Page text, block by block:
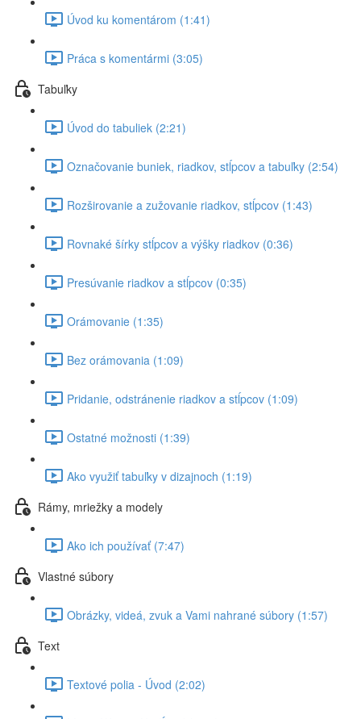
Úvod ku komentárom (1:41)
Práca s komentármi (3:05)
Tabuľky
Úvod do tabuliek (2:21)
Označovanie buniek, riadkov, stĺpcov a tabuľky (2:54)
Rozširovanie a zužovanie riadkov, stĺpcov (1:43)
Rovnaké šírky stĺpcov a výšky riadkov (0:36)
Presúvanie riadkov a stĺpcov (0:35)
Orámovanie (1:35)
Bez orámovania (1:09)
Pridanie, odstránenie riadkov a stĺpcov (1:09)
Ostatné možnosti (1:39)
Ako využiť tabuľky v dizajnoch (1:19)
Rámy, mriežky a modely
Ako ich používať (7:47)
Vlastné súbory
Obrázky, videá, zvuk a Vami nahrané súbory (1:57)
Text
Textové polia - Úvod (2:02)